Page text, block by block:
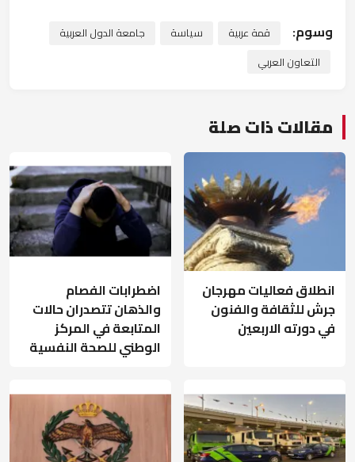
وسوم: قمة عربية سياسة
جامعة الدول العربية
التعاون العربي
مقالات ذات صلة
انطلاق فعاليات مهرجان
جرش للثقافة والفنون
في دورته الاربعين
اضطرابات الفصام
والذهان تتصدران حالات
المتابعة في المركز
الوطني للصحة النفسية